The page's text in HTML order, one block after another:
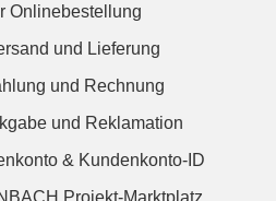
Onlinebestellung
und Lieferung
und Rechnung
und Reklamation
& Kundenkonto-ID
Projekt-Marktplatz